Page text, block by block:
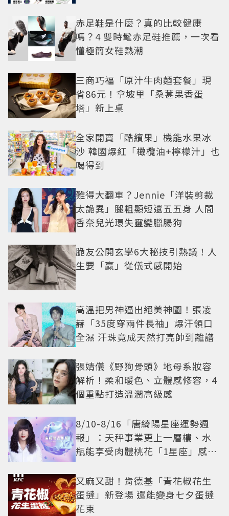
赤足鞋是什麼？真的比較健康
嗎？4 雙時髦赤足鞋推薦，一次看
懂極簡女鞋熱潮
三商巧福「原汁牛肉麵套餐」現
省86元！拿坡里「桑葚果香蛋
塔」新上桌
全家開賣「酷繽果」機能水果冰
沙 韓國爆紅「橄欖油+檸檬汁」也
喝得到
難得大翻車？Jennie「洋裝剪裁
太詭異」腿粗顯短還五五身 人間
香奈兒光環失靈變臘腸狗
脆友公開玄學6大秘技引熱議！人
生要「贏」從儀式感開始
高溫把男神逼出絕美神圖！張凌
赫「35度穿兩件長袖」爆汗領口
全濕 汗珠竟成天然打亮帥到離譜
張婧儀《野狗骨頭》地母系妝容
解析！柔和暖色、立體感修容，4
個重點打造溫潤高級感
8/10-8/16「唐綺陽星座運勢週
報」：天秤事業更上一層樓、水
瓶能享受肉體桃花「1星座」感情
又麻又甜！肯德基「青花椒花生
蛋撻」新登場 還能變身七夕蛋撻
花束